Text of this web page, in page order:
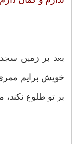
بعد بر زمین
خویش برایم
بر تو طلوع نكند،